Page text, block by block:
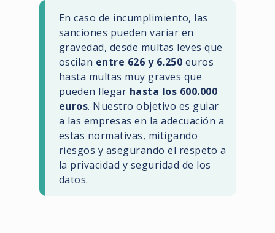
En caso de incumplimiento, las
sanciones pueden variar en
gravedad, desde multas leves que
oscilan entre 626 y 6.250 euros
hasta multas muy graves que
pueden llegar hasta los 600.000
euros. Nuestro objetivo es guiar
a las empresas en la adecuación a
estas normativas, mitigando
riesgos y asegurando el respeto a
la privacidad y seguridad de los
datos.